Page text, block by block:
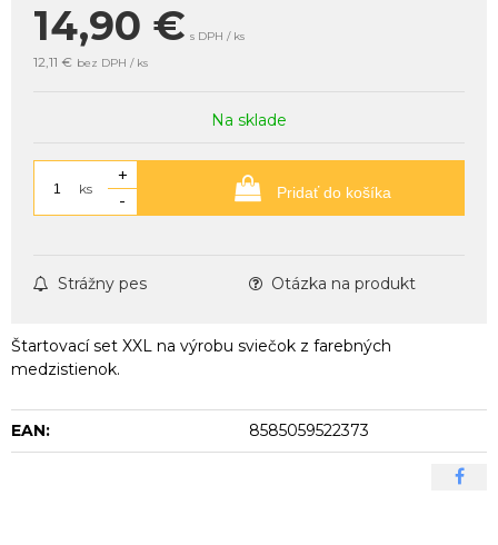
14,90 € s DPH / ks
12,11 € bez DPH / ks
Na sklade
ks
+
-
Pridať do košíka
Strážny pes Otázka na produkt
Štartovací set XXL na výrobu sviečok z farebných
medzistienok.
EAN: 8585059522373